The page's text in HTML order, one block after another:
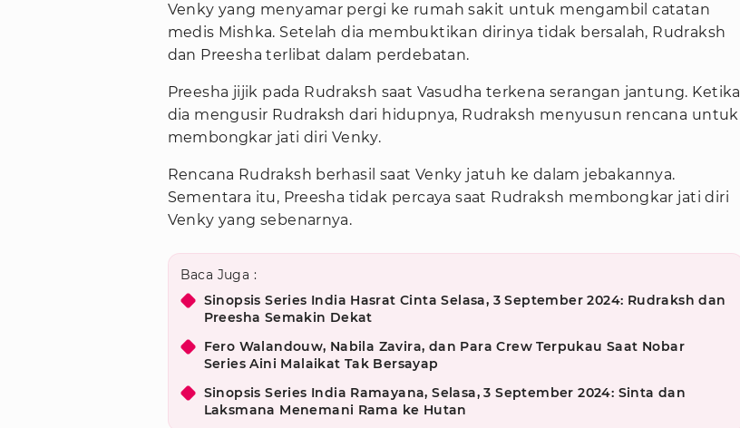
Venky yang menyamar pergi ke rumah sakit untuk mengambil catatan
medis Mishka. Setelah dia membuktikan dirinya tidak bersalah, Rudraksh
dan Preesha terlibat dalam perdebatan.
Preesha jijik pada Rudraksh saat Vasudha terkena serangan jantung. Ketika
dia mengusir Rudraksh dari hidupnya, Rudraksh menyusun rencana untuk
membongkar jati diri Venky.
Rencana Rudraksh berhasil saat Venky jatuh ke dalam jebakannya.
Sementara itu, Preesha tidak percaya saat Rudraksh membongkar jati diri
Venky yang sebenarnya.
Baca Juga :
Sinopsis Series India Hasrat Cinta Selasa, 3 September 2024: Rudraksh dan
Preesha Semakin Dekat
Fero Walandouw, Nabila Zavira, dan Para Crew Terpukau Saat Nobar
Series Aini Malaikat Tak Bersayap
Sinopsis Series India Ramayana, Selasa, 3 September 2024: Sinta dan
Laksmana Menemani Rama ke Hutan